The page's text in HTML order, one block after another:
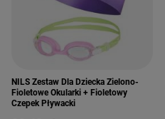
NILS Zestaw Dla Dziecka Zielono-
Fioletowe Okularki + Fioletowy
Czepek Pływacki